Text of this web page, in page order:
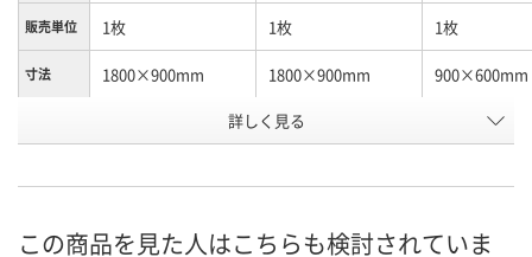
販売単位 1枚 1枚 1枚
寸法 1800×900mm 1800×900mm 900×600mm
ブラウン グリーン
号
詳しく見る
この商品を見た人はこちらも検討されていま